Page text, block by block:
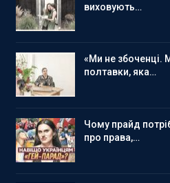
виховують…
«Ми не збоченці.
полтавки, яка…
Чому прайд
про права,…